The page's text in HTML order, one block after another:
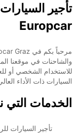
Europcar
للاستخدام الشخصي أو
السيارات ذات الأداء
الخدمات التي
تأجير السيارات